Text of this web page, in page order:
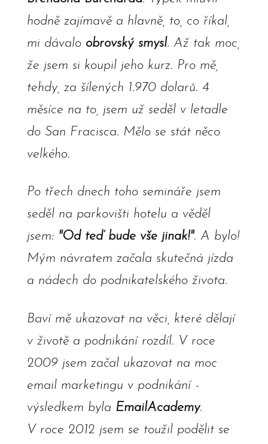
hodně zajímavě a hlavně, to, co říkal,
mi dávalo obrovský smysl. Až tak moc,
že jsem si koupil jeho kurz. Pro mě,
tehdy, za šílených 1.970 dolarů. 4
měsíce na to, jsem už seděl v letadle
do San Fracisca. Mělo se stát něco
velkého.
Po třech dnech toho semináře jsem
seděl na parkovišti hotelu a věděl
jsem: "Od teď bude vše jinak!". A bylo!
Mým návratem začala skutečná jízda
a nádech do podnikatelského života.
Baví mě ukazovat na věci, které dělají
v životě a podnikání rozdíl. V roce
2009 jsem začal ukazovat na moc
email marketingu v podnikání -
výsledkem byla EmailAcademy.
V roce 2012 jsem se toužil podělit se